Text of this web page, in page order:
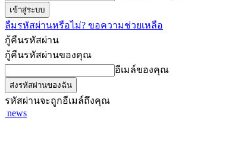
ลืมรหัสผ่านหรือไม่? ขอความช่วยเหลือ
กู้คืนรหัสผ่าน
กู้คืนรหัสผ่านของคุณ
อีเมล์ของคุณ
รหัสผ่านจะถูกอีเมล์ถึงคุณ
news